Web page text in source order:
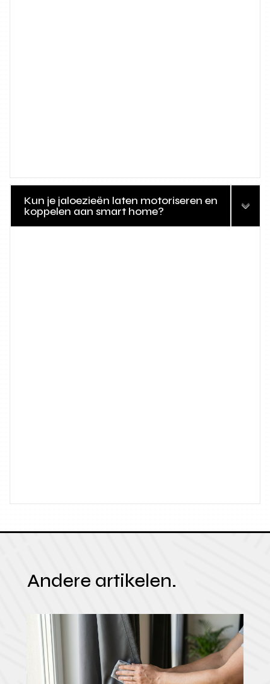
Kun je jaloezieën laten motoriseren en
koppelen aan smart home?
Andere artikelen.